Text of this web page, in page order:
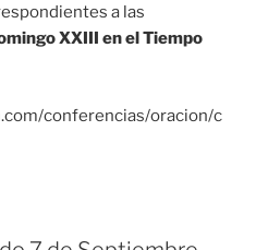
a las
XXIII en el Tiempo
conferencias/oracion/c